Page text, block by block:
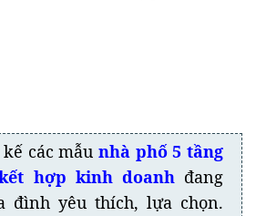
các mẫu nhà phố 5 tầng
hợp kinh doanhđang
đình yêu thích, lựa chọn.